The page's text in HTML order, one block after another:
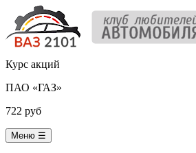
Курс акций
ПАО «ГАЗ»
722 руб
Меню ☰